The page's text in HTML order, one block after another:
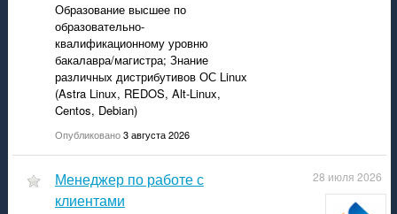
Образование высшее по
образовательно-
квалификационному уровню
бакалавра/магистра; Знание
различных дистрибутивов ОС Linux
(Astra Linux, REDOS, Alt-Linux,
Centos, Debian)
Опубликовано3 августа 2026
Менеджер по работе с
клиентами
28 июля 2026